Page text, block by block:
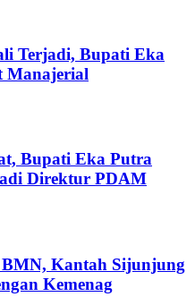
Terjadi, Bupati Eka
Manajerial
Bupati Eka Putra
Direktur PDAM
BMN, Kantah Sijunjung
Kemenag